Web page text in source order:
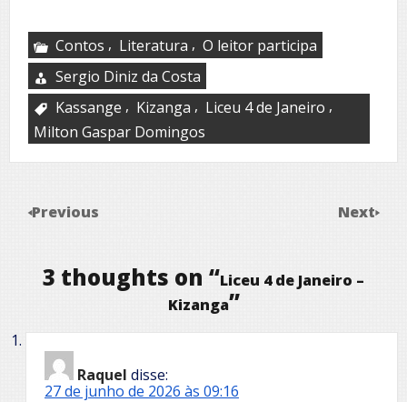
Contos , Literatura , O leitor participa
Sergio Diniz da Costa
Kassange , Kizanga , Liceu 4 de Janeiro ,
Milton Gaspar Domingos
Previous Next
3 thoughts on “Liceu 4 de Janeiro –
Kizanga”
Raquel disse:
27 de junho de 2026 às 09:16